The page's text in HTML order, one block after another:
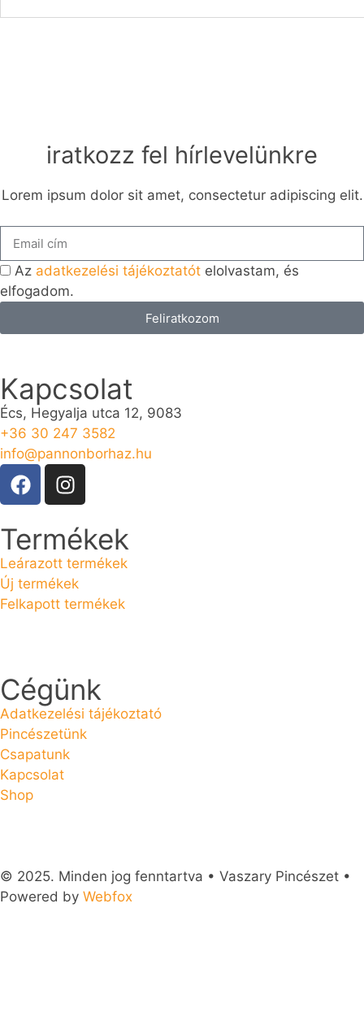
iratkozz fel hírlevelünkre
Lorem ipsum dolor sit amet, consectetur adipiscing elit.
Az adatkezelési tájékoztatót elolvastam, és
elfogadom.
Feliratkozom
Kapcsolat
Écs, Hegyalja utca 12, 9083
+36 30 247 3582
info@pannonborhaz.hu
Termékek
Leárazott termékek
Új termékek
Felkapott termékek
Cégünk
Adatkezelési tájékoztató
Pincészetünk
Csapatunk
Kapcsolat
Shop
© 2025. Minden jog fenntartva • Vaszary Pincészet •
Powered by Webfox